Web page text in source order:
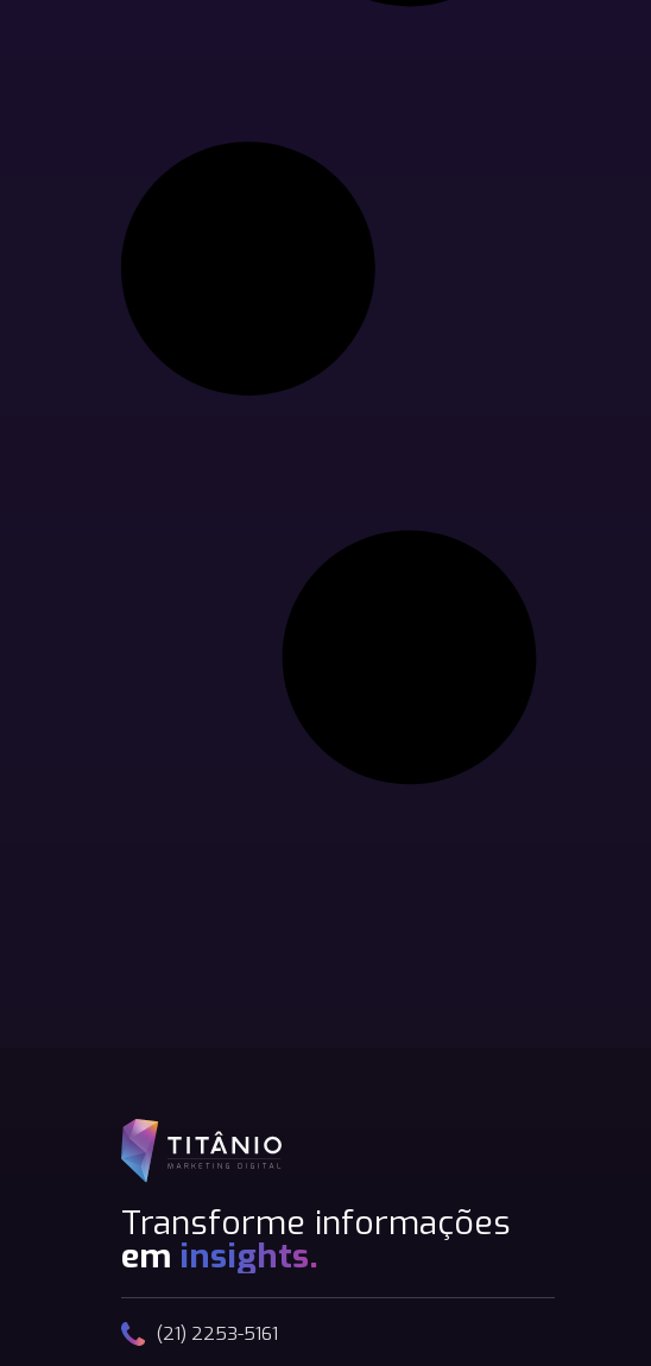
Transforme informações
em insights.
(21) 2253-5161